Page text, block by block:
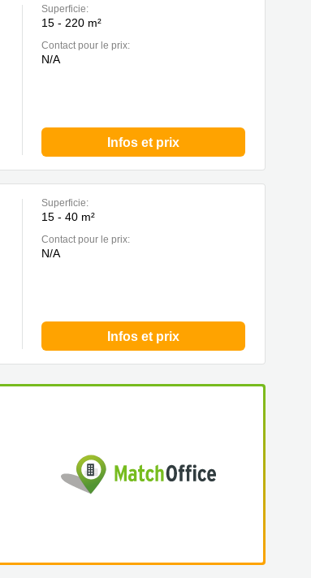
Superficie:
15 - 220 m²
Contact pour le prix:
N/A
Infos et prix
Superficie:
15 - 40 m²
Contact pour le prix:
N/A
Infos et prix